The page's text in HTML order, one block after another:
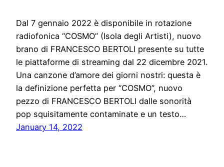
Dal 7 gennaio 2022 è disponibile in rotazione
radiofonica “COSMO” (Isola degli Artisti), nuovo
brano di FRANCESCO BERTOLI presente su tutte
le piattaforme di streaming dal 22 dicembre 2021.
Una canzone d’amore dei giorni nostri: questa è
la definizione perfetta per “COSMO”, nuovo
pezzo di FRANCESCO BERTOLI dalle sonorità
pop squisitamente contaminate e un testo…
January 14, 2022